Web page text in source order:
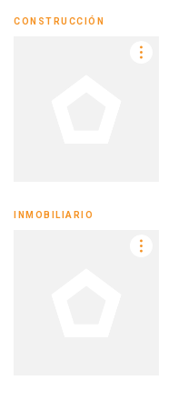
CONSTRUCCIÓN
INMOBILIARIO